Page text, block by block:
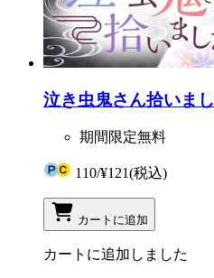
泣き虫鬼さん拾いま
期間限定無料
110/¥121(税込)
カートに追加
カートに追加しました